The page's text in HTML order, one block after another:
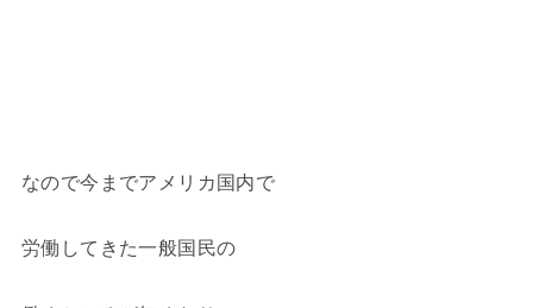
なので今までアメリカ国内で
労働してきた一般国民の